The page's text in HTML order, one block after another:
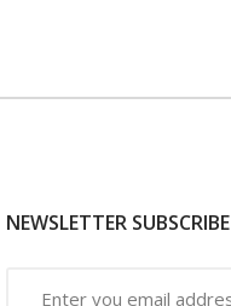
NEWSLETTER SUBSCRIBE